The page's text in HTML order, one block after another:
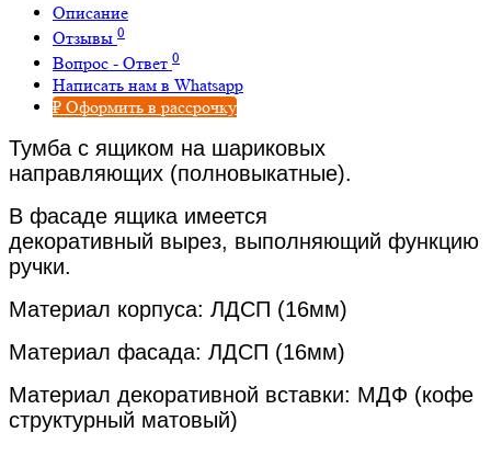
Описание
Отзывы 0
Вопрос - Ответ 0
Написать нам в Whatsapp
₽ Оформить в рассрочку
Тумба с ящиком на шариковых
направляющих (полновыкатные).
В фасаде ящика имеется
декоративный вырез, выполняющий функцию
ручки.
Материал корпуса: ЛДСП (16мм)
Материал фасада: ЛДСП (16мм)
Материал декоративной вставки: МДФ (кофе
структурный матовый)